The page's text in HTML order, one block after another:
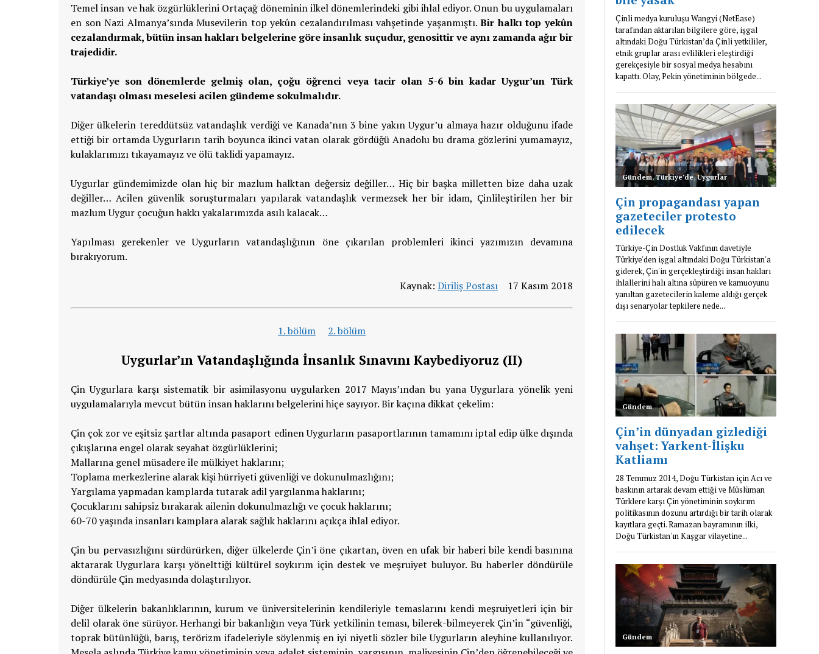
Temel insan ve hak özgürlüklerini Ortaçağ döneminin ilkel dönemlerindeki gibi ihlal ediyor. Onun bu uygulamaları
en son Nazi Almanya’sında Musevilerin top yekûn cezalandırılması vahşetinde yaşanmıştı.Bir halkı top yekûn
cezalandırmak, bütün insan hakları belgelerine göre insanlık suçudur, genosittir ve aynı zamanda ağır bir
trajedidir.
Türkiye’ye son dönemlerde gelmiş olan, çoğu öğrenci veya tacir olan 5-6 bin kadar Uygur’un Türk
vatandaşı olması meselesi acilen gündeme sokulmalıdır.
Diğer ülkelerin tereddütsüz vatandaşlık verdiği ve Kanada’nın 3 bine yakın Uygur’u almaya hazır olduğunu ifade
ettiği bir ortamda Uygurların tarih boyunca ikinci vatan olarak gördüğü Anadolu bu drama gözlerini yumamayız,
kulaklarımızı tıkayamayız ve ölü taklidi yapamayız.
Uygurlar gündemimizde olan hiç bir mazlum halktan değersiz değiller… Hiç bir başka milletten bize daha uzak
değiller… Acilen güvenlik soruşturmaları yapılarak vatandaşlık vermezsek her bir idam, Çinlileştirilen her bir
mazlum Uygur çocuğun hakkı yakalarımızda asılı kalacak…
Yapılması gerekenler ve Uygurların vatandaşlığının öne çıkarılan problemleri ikinci yazımızın devamına
bırakıyorum.
Kaynak: Diriliş Postası 17 Kasım 2018
1. bölüm 2. bölüm
Uygurlar’ın Vatandaşlığında İnsanlık Sınavını Kaybediyoruz (II)
Çin Uygurlara karşı sistematik bir asimilasyonu uygularken 2017 Mayıs’ından bu yana Uygurlara yönelik yeni
uygulamalarıyla mevcut bütün insan haklarını belgelerini hiçe sayıyor. Bir kaçına dikkat çekelim:
Çin çok zor ve eşitsiz şartlar altında pasaport edinen Uygurların pasaportlarının tamamını iptal edip ülke dışında
çıkışlarına engel olarak seyahat özgürlüklerini;
Mallarına genel müsadere ile mülkiyet haklarını;
Toplama merkezlerine alarak kişi hürriyeti güvenliği ve dokunulmazlığını;
Yargılama yapmadan kamplarda tutarak adil yargılanma haklarını;
Çocuklarını sahipsiz bırakarak ailenin dokunulmazlığı ve çocuk haklarını;
60-70 yaşında insanları kamplara alarak sağlık haklarını açıkça ihlal ediyor.
Çin bu pervasızlığını sürdürürken, diğer ülkelerde Çin’i öne çıkartan, öven en ufak bir haberi bile kendi basınına
aktararak Uygurlara karşı yönelttiği kültürel soykırım için destek ve meşruiyet buluyor. Bu haberler döndürüle
döndürüle Çin medyasında dolaştırılıyor.
Diğer ülkelerin bakanlıklarının, kurum ve üniversitelerinin kendileriyle temaslarını kendi meşruiyetleri için bir
delil olarak öne sürüyor. Herhangi bir bakanlığın veya Türk yetkilinin teması, bilerek-bilmeyerek Çin’in “güvenliği,
toprak bütünlüğü, barış, terörizm ifadeleriyle söylenmiş en iyi niyetli sözler bile Uygurların aleyhine kullanılıyor.